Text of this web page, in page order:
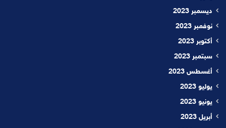
ديسمبر 2023
نوفمبر 2023
أكتوبر 2023
سبتمبر 2023
أغسطس 2023
يوليو 2023
يونيو 2023
أبريل 2023